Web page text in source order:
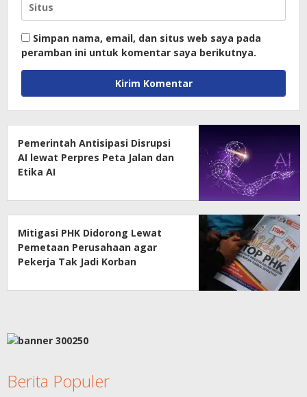
Simpan nama, email, dan situs web saya pada
peramban ini untuk komentar saya berikutnya.
Pemerintah Antisipasi Disrupsi
AI lewat Perpres Peta Jalan dan
Etika AI
Mitigasi PHK Didorong Lewat
Pemetaan Perusahaan agar
Pekerja Tak Jadi Korban
Berita Populer